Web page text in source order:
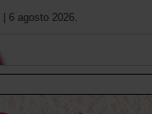
| 6 agosto 2026.